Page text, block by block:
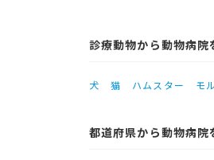
診療動物から動物病院
犬 猫 ハムスター モ
都道府県から動物病院